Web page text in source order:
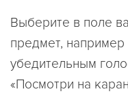
Выберите в поле
предмет,
убедительным
«Посмотри на